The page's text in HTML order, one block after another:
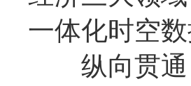
一体化时空数
纵向贯通：